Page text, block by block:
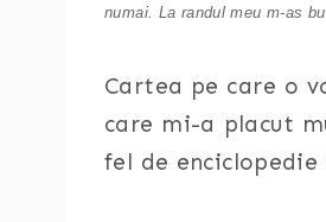
numai. La randul meu m-as
Cartea pe care o
care mi-a placut
fel de